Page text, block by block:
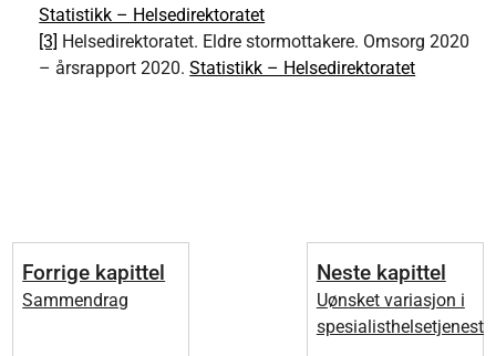
Statistikk – Helsedirektoratet
[3] Helsedirektoratet. Eldre stormottakere. Omsorg 2020
– årsrapport 2020.Statistikk – Helsedirektoratet
Forrige kapittel
Sammendrag
Neste kapittel
Uønsket variasjon i